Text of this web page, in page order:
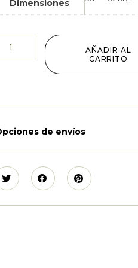
Dimensiones
AÑADIR AL
CARRITO
de envíos